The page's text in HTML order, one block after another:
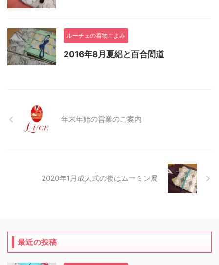
ルーチェの着物ごよみ
2016年8月夏絽と百合間道
年末年始の営業のご案内
2020年1月成人式の後はムーミン展
最近の投稿